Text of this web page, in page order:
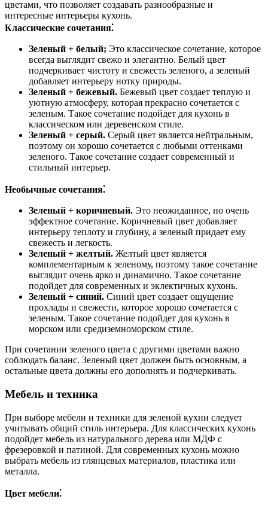
цветами, что позволяет создавать разнообразные и
интересные интерьеры кухонь.
Классические сочетания⁚
Зеленый + белый; Это классическое сочетание, которое
всегда выглядит свежо и элегантно. Белый цвет
подчеркивает чистоту и свежесть зеленого, а зеленый
добавляет интерьеру нотку природы.
Зеленый + бежевый. Бежевый цвет создает теплую и
уютную атмосферу, которая прекрасно сочетается с
зеленым. Такое сочетание подойдет для кухонь в
классическом или деревенском стиле.
Зеленый + серый. Серый цвет является нейтральным,
поэтому он хорошо сочетается с любыми оттенками
зеленого. Такое сочетание создает современный и
стильный интерьер.
Необычные сочетания⁚
Зеленый + коричневый. Это неожиданное, но очень
эффектное сочетание. Коричневый цвет добавляет
интерьеру теплоту и глубину, а зеленый придает ему
свежесть и легкость.
Зеленый + желтый. Желтый цвет является
комплементарным к зеленому, поэтому такое сочетание
выглядит очень ярко и динамично. Такое сочетание
подойдет для современных и эклектичных кухонь.
Зеленый + синий. Синий цвет создает ощущение
прохлады и свежести, которое хорошо сочетается с
зеленым. Такое сочетание подойдет для кухонь в
морском или средиземноморском стиле.
При сочетании зеленого цвета с другими цветами важно
соблюдать баланс. Зеленый цвет должен быть основным, а
остальные цвета должны его дополнять и подчеркивать.
Мебель и техника
При выборе мебели и техники для зеленой кухни следует
учитывать общий стиль интерьера. Для классических кухонь
подойдет мебель из натурального дерева или МДФ с
фрезеровкой и патиной. Для современных кухонь можно
выбрать мебель из глянцевых материалов, пластика или
металла.
Цвет мебели⁚